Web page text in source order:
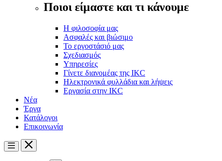
Ποιοι είμαστε και τι κάνουμε
Η φιλοσοφία μας
Ασφαλές και βιώσιμο
Το εργοστάσιό μας
Σχεδιασμός
Υπηρεσίες
Γίνετε διανομέας της IKC
Ηλεκτρονικά φυλλάδια και λήψεις
Εργασία στην IKC
Νέα
Έργα
Κατάλογοι
Επικοινωνία